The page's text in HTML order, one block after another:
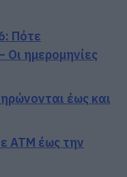
Πότε
Οι ημερομηνίες
έως και
ΑΤΜ έως την